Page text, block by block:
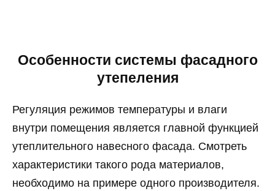
Особенности системы фасадного
утепеления
Регуляция режимов температуры и влаги
внутри помещения является главной функцией
утеплительного навесного фасада. Смотреть
характеристики такого рода материалов,
необходимо на примере одного производителя.